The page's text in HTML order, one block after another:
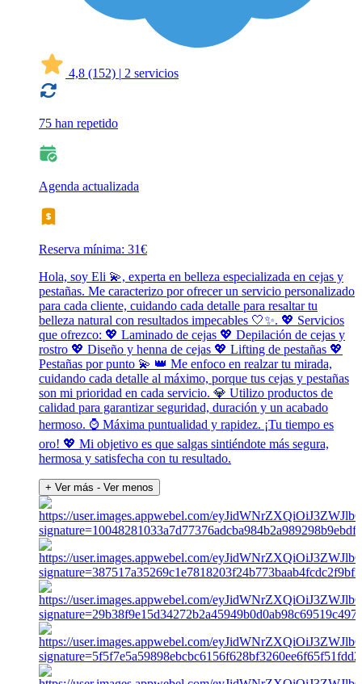
4,8 (152) | 2 servicios
75 han repetido
Agenda actualizada
Reserva mínima: 31€
Hola, soy Eli 💫, experta en belleza especializada en cejas y
pestañas. Me caracterizo por ofrecer un servicio personalizado
para cada cliente, cuidando cada detalle para resaltar tu
belleza natural con resultados impecables 🤍✨. 💖 Servicios
que ofrezco: 💖 Laminado de cejas 💖 Depilación de cejas y
rostro 💖 Diseño y henna de cejas 💖 Lifting de pestañas 💖
Pestañas por punto 💫 👑 Me enfoco en realzar tu mirada,
cuidando cada detalle al máximo, porque tus cejas y pestañas
son mi prioridad en cada servicio. 💎 Utilizo productos de
calidad para garantizar seguridad, duración y un acabado
hermoso. ⌚ Máxima puntualidad y rapidez. ¡Tu tiempo es
oro! 💖 Mi objetivo es que salgas sintiéndote más segura,
hermosa y satisfecha con tu resultado.
+ Ver más - Ver menos